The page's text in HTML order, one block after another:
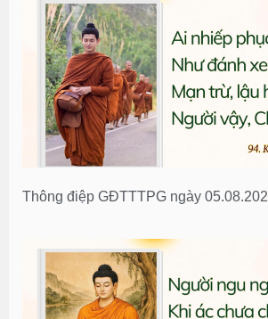
Thông điệp GĐTTTPG ngày